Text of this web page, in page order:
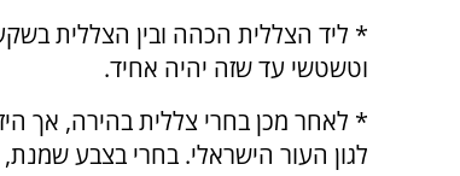
* ליד הצללית הכהה ובין הצללית
וטשטשי עד שזה יהיה אחיד.
* לאחר מכן בחרי צללית בהירה, אך
לגון העור הישראלי. בחרי בצבע